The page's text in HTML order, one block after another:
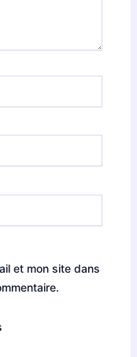
et mon site dans